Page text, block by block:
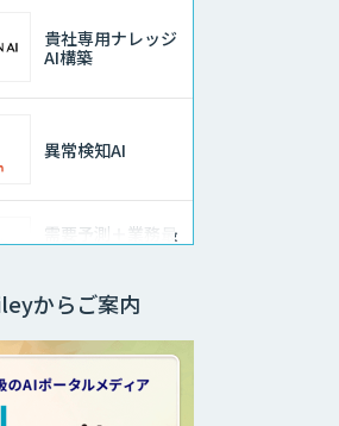
貴社専用ナレッジ
AI構築
異常検知AI
需要予測＋業務最
適化AIシステム
ン搭載エッジシス
5000」
からご案内